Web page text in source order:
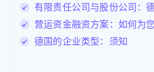
有限责任公司与股份公司：
营运资金融资方案：如何为
德国的企业类型：须知
DeutschEnglish
卢森堡
Français Deutsch English
罗马尼亚